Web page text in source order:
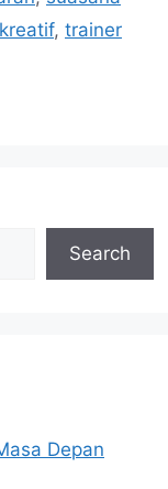
, trainer
Search
Depan